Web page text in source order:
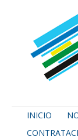
INICIO